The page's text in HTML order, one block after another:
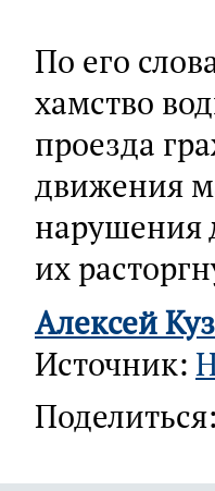
По его
хамство
проезда
движения
нарушения
их
Алексей
Источник:
Поделиться: